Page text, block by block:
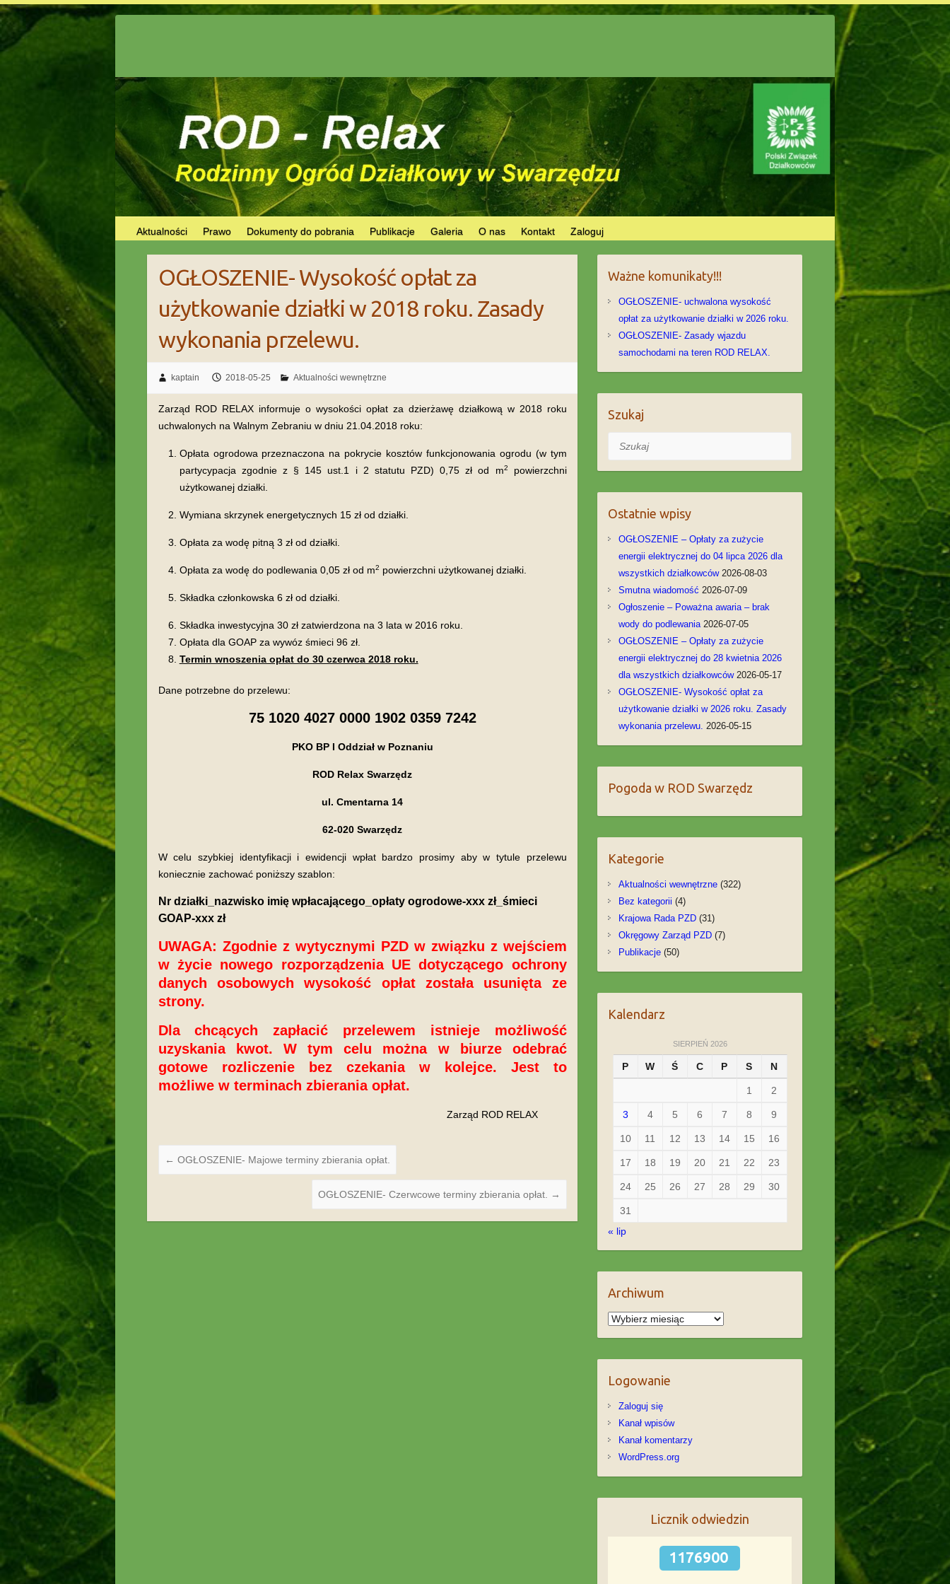
Skip
to
content
Aktualności Prawo Dokumenty do pobrania Publikacje Galeria O nas Kontakt Zaloguj
OGŁOSZENIE- Wysokość opłat za
użytkowanie działki w 2018 roku. Zasady
wykonania przelewu.
kaptain 2018-05-25 Aktualności wewnętrzne
Zarząd ROD RELAX informuje o wysokości opłat za dzierżawę działkową w 2018 roku
uchwalonych na Walnym Zebraniu w dniu 21.04.2018 roku:
Opłata ogrodowa przeznaczona na pokrycie kosztów funkcjonowania ogrodu (w tym
partycypacja zgodnie z § 145 ust.1 i 2 statutu PZD) 0,75 zł od m2
powierzchni
użytkowanej działki.
Wymiana skrzynek energetycznych 15 zł od działki.
Opłata za wodę pitną 3 zł od działki.
Opłata za wodę do podlewania 0,05 zł od m2 powierzchni użytkowanej działki.
Składka członkowska 6 zł od działki.
Składka inwestycyjna 30 zł zatwierdzona na 3 lata w 2016 roku.
Opłata dla GOAP za wywóz śmieci 96 zł.
Termin wnoszenia opłat do 30 czerwca 2018 roku.
Dane potrzebne do przelewu:
75 1020 4027 0000 1902 0359 7242
PKO BP I Oddział w Poznaniu
ROD Relax Swarzędz
ul. Cmentarna 14
62-020 Swarzędz
W celu szybkiej identyfikacji i ewidencji wpłat bardzo prosimy aby w tytule przelewu
koniecznie zachować poniższy szablon:
Nr działki_nazwisko imię wpłacającego_opłaty ogrodowe-xxx zł_śmieci
GOAP-xxx zł
UWAGA: Zgodnie z wytycznymi PZD w związku z wejściem
w życie nowego rozporządzenia UE dotyczącego ochrony
danych osobowych wysokość opłat została usunięta ze
strony.
Dla chcących zapłacić przelewem istnieje możliwość
uzyskania kwot. W tym celu można w biurze odebrać
gotowe rozliczenie
bez czekania w kolejce. Jest to
możliwew terminach zbierania opłat.
Zarząd ROD RELAX
← OGŁOSZENIE- Majowe terminy zbierania opłat.
OGŁOSZENIE- Czerwcowe terminy zbierania opłat. →
Ważne komunikaty!!!
OGŁOSZENIE- uchwalona wysokość
opłat za użytkowanie działki w 2026 roku.
OGŁOSZENIE- Zasady wjazdu
samochodami na teren ROD RELAX.
Szukaj
Szukaj
Ostatnie wpisy
OGŁOSZENIE – Opłaty za zużycie
energii elektrycznej do 04 lipca 2026 dla
wszystkich działkowców 2026-08-03
Smutna wiadomość 2026-07-09
Ogłoszenie – Poważna awaria – brak
wody do podlewania 2026-07-05
OGŁOSZENIE – Opłaty za zużycie
energii elektrycznej do 28 kwietnia 2026
dla wszystkich działkowców 2026-05-17
OGŁOSZENIE- Wysokość opłat za
użytkowanie działki w 2026 roku. Zasady
wykonania przelewu. 2026-05-15
Pogoda w ROD Swarzędz
Kategorie
Aktualności wewnętrzne (322)
Bez kategorii (4)
Krajowa Rada PZD (31)
Okręgowy Zarząd PZD (7)
Publikacje (50)
Kalendarz
SIERPIEŃ 2026
P W Ś C P S N
1 2
3 4 5 6 7 8 9
10 11 12 13 14 15 16
17 18 19 20 21 22 23
24 25 26 27 28 29 30
31
« lip
Archiwum
Archiwum
Logowanie
Zaloguj się
Kanał wpisów
Kanał komentarzy
WordPress.org
Licznik odwiedzin
1176900